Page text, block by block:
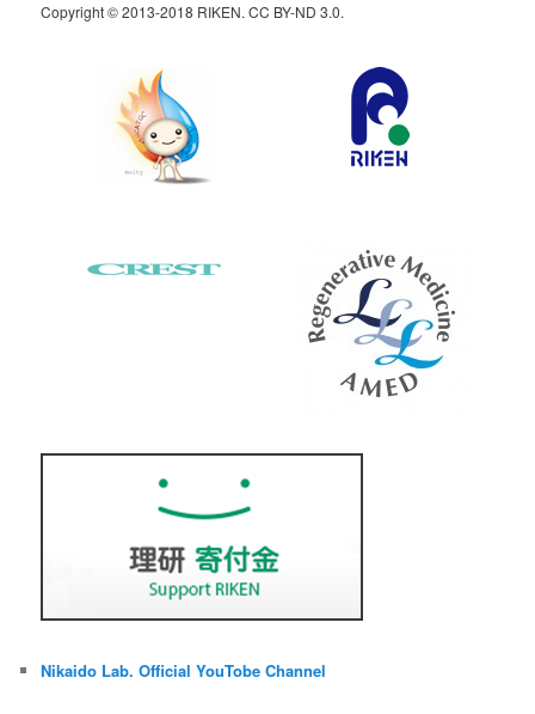
Copyright © 2013-2018 RIKEN. CC BY-ND 3.0.
Nikaido Lab. Official YouTobe Channel